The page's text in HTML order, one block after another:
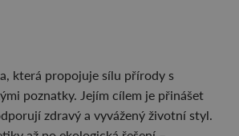
která propojuje sílu přírody s
poznatky. Jejím cílem je přinášet
zdravý a vyvážený životní styl.